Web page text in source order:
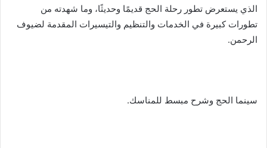
الذي يستعرض تطور رحلة الحج قديمًا وحديثًا، وما شهدته من
تطورات كبيرة في الخدمات والتنظيم والتيسيرات المقدمة لضيوف
الرحمن.
سينما الحج وشرح مبسط للمناسك.